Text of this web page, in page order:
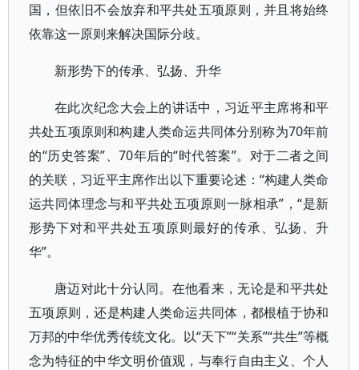
国，但依旧不会放弃和平共处五项原则，并且将始终
依靠这一原则来解决国际分歧。
新形势下的传承、弘扬、升华
在此次纪念大会上的讲话中，习近平主席将和平
共处五项原则和构建人类命运共同体分别称为70年前
的“历史答案”、70年后的“时代答案”。对于二者之间
的关联，习近平主席作出以下重要论述：“构建人类命
运共同体理念与和平共处五项原则一脉相承”，“是新
形势下对和平共处五项原则最好的传承、弘扬、升
华”。
唐迈对此十分认同。在他看来，无论是和平共处
五项原则，还是构建人类命运共同体，都根植于协和
万邦的中华优秀传统文化。以“天下”“关系”“共生”等概
念为特征的中华文明价值观，与奉行自由主义、个人